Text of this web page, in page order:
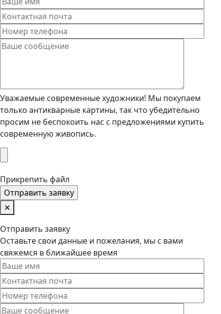
Уважаемые современные художники! Мы покупаем
только антикварные картины, так что убедительно
просим не беспокоить нас с предложениями купить
современную живопись.
Прикрепить файл
✕
Отправить заявку
Оставьте свои данные и пожелания, мы с вами
свяжемся в ближайшее время